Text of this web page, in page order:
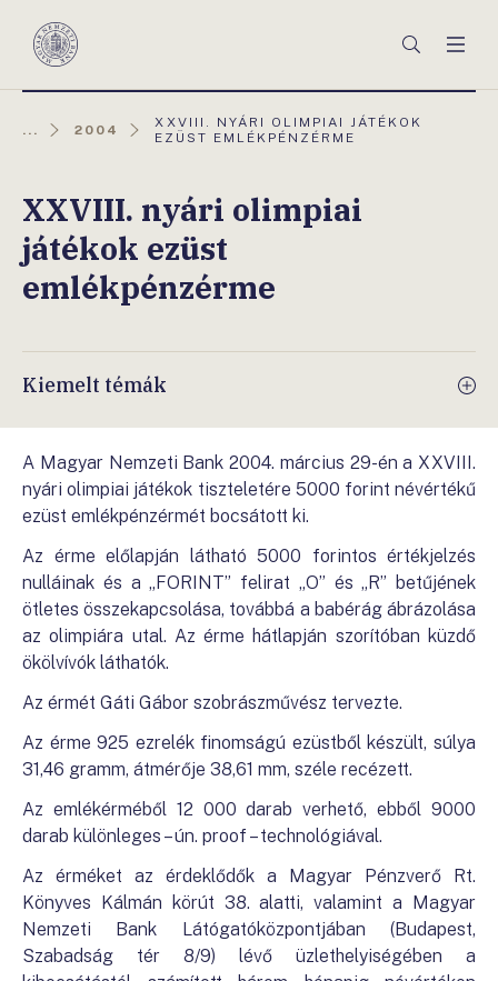
Magyar
Keresés
... 2004
AKTUÁLIS
OLDAL:
XXVIII. NYÁRI OLIMPIAI JÁTÉKOK
EZÜST EMLÉKPÉNZÉRME
XXVIII. nyári olimpiai
játékok ezüst
emlékpénzérme
Kiemelt témák
A Magyar Nemzeti Bank 2004. március 29-én a XXVIII.
nyári olimpiai játékok tiszteletére 5000 forint névértékű
ezüst emlékpénzérmét bocsátott ki.
Az érme előlapján látható 5000 forintos értékjelzés
nulláinak és a „FORINT” felirat „O” és „R” betűjének
ötletes összekapcsolása, továbbá a babérág ábrázolása
az olimpiára utal. Az érme hátlapján szorítóban küzdő
ökölvívók láthatók.
Az érmét Gáti Gábor szobrászművész tervezte.
Az érme 925 ezrelék finomságú ezüstből készült, súlya
31,46 gramm, átmérője 38,61 mm, széle recézett.
Az emlékérméből 12 000 darab verhető, ebből 9000
darab különleges – ún. proof – technológiával.
Az érméket az érdeklődők a Magyar Pénzverő Rt.
Könyves Kálmán körút 38. alatti, valamint a Magyar
Nemzeti Bank Látógatóközpontjában (Budapest,
Szabadság tér 8/9) lévő üzlethelyiségében a